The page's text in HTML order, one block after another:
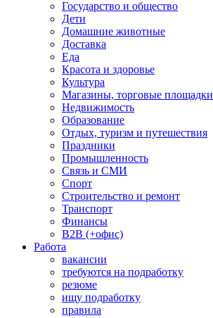
Государство и общество
Дети
Домашние животные
Доставка
Еда
Красота и здоровье
Культура
Магазины, торговые площадки
Недвижимость
Образование
Отдых, туризм и путешествия
Праздники
Промышленность
Связь и СМИ
Спорт
Строительство и ремонт
Транспорт
Финансы
B2B (+офис)
Работа
вакансии
требуются на подработку
резюме
ищу подработку
правила